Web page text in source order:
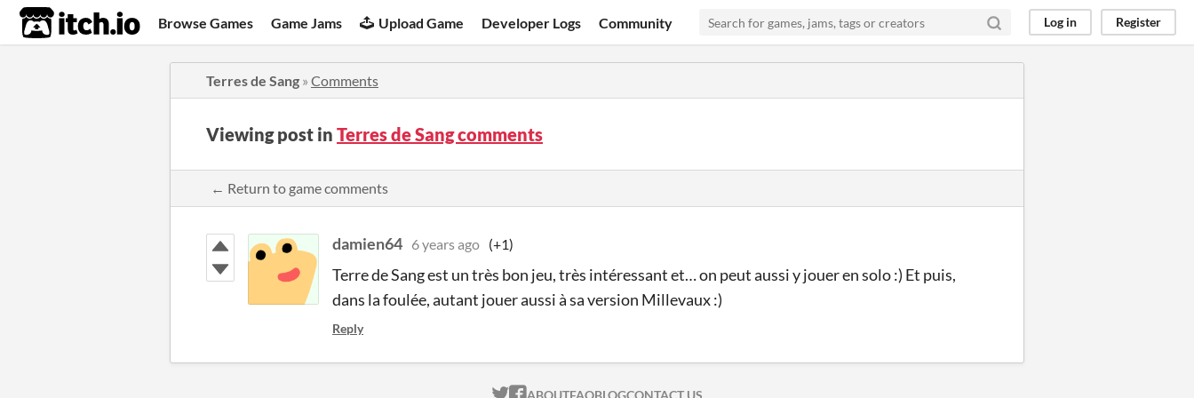
itch.io Browse Games Game Jams Upload Game Developer Logs Community Log in Register
Terres de Sang » Comments
Viewing post in Terres de Sang comments
← Return to game comments
damien64 6 years ago (+1)
Terre de Sang est un très bon jeu, très intéressant et… on peut aussi y jouer en solo :) Et puis,
dans la foulée, autant jouer aussi à sa version Millevaux :)
Reply
ABOUTFAQBLOGCONTACT US